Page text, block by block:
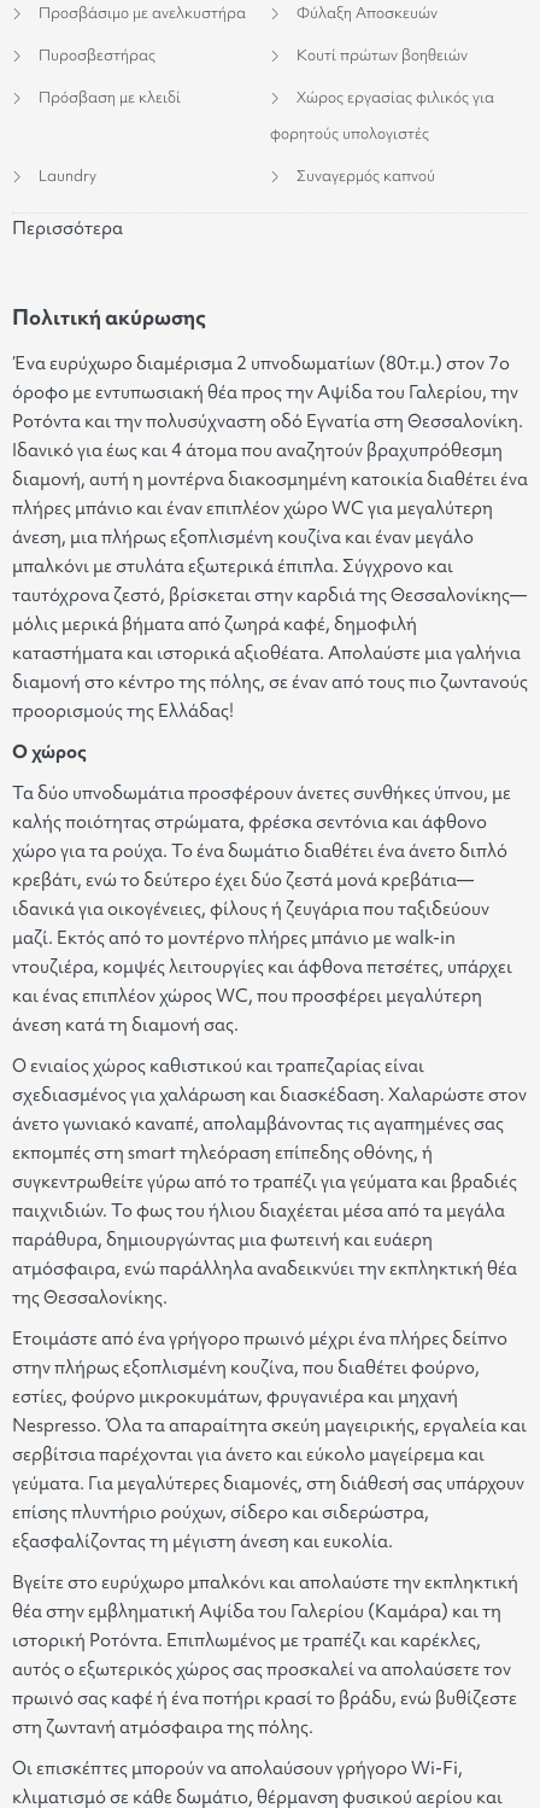
Προσβάσιμο με ανελκυστήρα Φύλαξη Αποσκευών
Πυροσβεστήρας Κουτί πρώτων βοηθειών
Πρόσβαση με κλειδί
Χώρος εργασίας φιλικός για
φορητούς υπολογιστές
Laundry Συναγερμός καπνού
Περισσότερα
Πολιτική ακύρωσης
Ένα ευρύχωρο διαμέρισμα 2 υπνοδωματίων (80τ.μ.) στον 7ο
όροφο με εντυπωσιακή θέα προς την Αψίδα του Γαλερίου, την
Ροτόντα και την πολυσύχναστη οδό Εγνατία στη Θεσσαλονίκη.
Ιδανικό για έως και 4 άτομα που αναζητούν βραχυπρόθεσμη
διαμονή, αυτή η μοντέρνα διακοσμημένη κατοικία διαθέτει ένα
πλήρες μπάνιο και έναν επιπλέον χώρο WC για μεγαλύτερη
άνεση, μια πλήρως εξοπλισμένη κουζίνα και έναν μεγάλο
μπαλκόνι με στυλάτα εξωτερικά έπιπλα. Σύγχρονο και
ταυτόχρονα ζεστό, βρίσκεται στην καρδιά της Θεσσαλονίκης—
μόλις μερικά βήματα από ζωηρά καφέ, δημοφιλή
καταστήματα και ιστορικά αξιοθέατα. Απολαύστε μια γαλήνια
διαμονή στο κέντρο της πόλης, σε έναν από τους πιο ζωντανούς
προορισμούς της Ελλάδας!
Ο χώρος
Τα δύο υπνοδωμάτια προσφέρουν άνετες συνθήκες ύπνου, με
καλής ποιότητας στρώματα, φρέσκα σεντόνια και άφθονο
χώρο για τα ρούχα. Το ένα δωμάτιο διαθέτει ένα άνετο διπλό
κρεβάτι, ενώ το δεύτερο έχει δύο ζεστά μονά κρεβάτια—
ιδανικά για οικογένειες, φίλους ή ζευγάρια που ταξιδεύουν
μαζί. Εκτός από το μοντέρνο πλήρες μπάνιο με walk-in
ντουζιέρα, κομψές λειτουργίες και άφθονα πετσέτες, υπάρχει
και ένας επιπλέον χώρος WC, που προσφέρει μεγαλύτερη
άνεση κατά τη διαμονή σας.
Ο ενιαίος χώρος καθιστικού και τραπεζαρίας είναι
σχεδιασμένος για χαλάρωση και διασκέδαση. Χαλαρώστε στον
άνετο γωνιακό καναπέ, απολαμβάνοντας τις αγαπημένες σας
εκπομπές στη smart τηλεόραση επίπεδης οθόνης, ή
συγκεντρωθείτε γύρω από το τραπέζι για γεύματα και βραδιές
παιχνιδιών. Το φως του ήλιου διαχέεται μέσα από τα μεγάλα
παράθυρα, δημιουργώντας μια φωτεινή και ευάερη
ατμόσφαιρα, ενώ παράλληλα αναδεικνύει την εκπληκτική θέα
της Θεσσαλονίκης.
Ετοιμάστε από ένα γρήγορο πρωινό μέχρι ένα πλήρες δείπνο
στην πλήρως εξοπλισμένη κουζίνα, που διαθέτει φούρνο,
εστίες, φούρνο μικροκυμάτων, φρυγανιέρα και μηχανή
Nespresso. Όλα τα απαραίτητα σκεύη μαγειρικής, εργαλεία και
σερβίτσια παρέχονται για άνετο και εύκολο μαγείρεμα και
γεύματα. Για μεγαλύτερες διαμονές, στη διάθεσή σας υπάρχουν
επίσης πλυντήριο ρούχων, σίδερο και σιδερώστρα,
εξασφαλίζοντας τη μέγιστη άνεση και ευκολία.
Βγείτε στο ευρύχωρο μπαλκόνι και απολαύστε την εκπληκτική
θέα στην εμβληματική Αψίδα του Γαλερίου (Καμάρα) και τη
ιστορική Ροτόντα. Επιπλωμένος με τραπέζι και καρέκλες,
αυτός ο εξωτερικός χώρος σας προσκαλεί να απολαύσετε τον
πρωινό σας καφέ ή ένα ποτήρι κρασί το βράδυ, ενώ βυθίζεστε
στη ζωντανή ατμόσφαιρα της πόλης.
Οι επισκέπτες μπορούν να απολαύσουν γρήγορο Wi-Fi,
κλιματισμό σε κάθε δωμάτιο, θέρμανση φυσικού αερίου και